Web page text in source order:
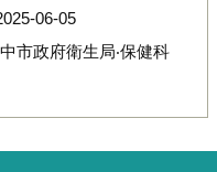
06-05
市政府衛生局‧保健科